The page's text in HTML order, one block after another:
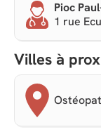
Pioc
1 rue
Villes à